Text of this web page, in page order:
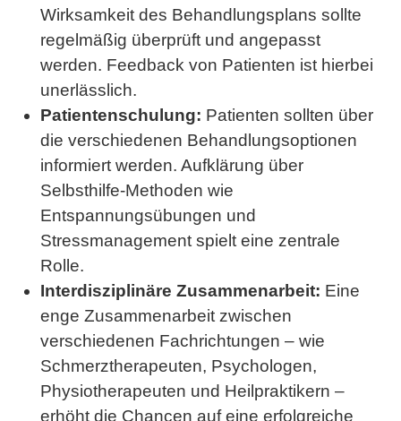
Wirksamkeit des Behandlungsplans sollte
regelmäßig überprüft und angepasst
werden. Feedback von Patienten ist hierbei
unerlässlich.
Patientenschulung: Patienten sollten über
die verschiedenen Behandlungsoptionen
informiert werden. Aufklärung über
Selbsthilfe-Methoden wie
Entspannungsübungen und
Stressmanagement spielt eine zentrale
Rolle.
Interdisziplinäre Zusammenarbeit: Eine
enge Zusammenarbeit zwischen
verschiedenen Fachrichtungen – wie
Schmerztherapeuten, Psychologen,
Physiotherapeuten und Heilpraktikern –
erhöht die Chancen auf eine erfolgreiche